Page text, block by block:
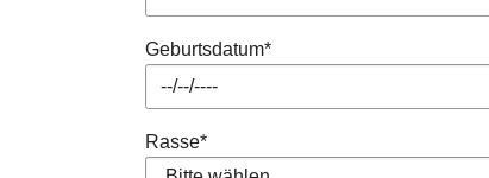
Geburtsdatum*
Rasse*